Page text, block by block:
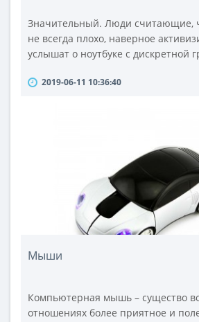
Значительный. Люди считающие,
не всегда плохо, наверное
услышат о ноутбуке с дискретной
нашей тестовой лаборатории
“медлительного аутсайдера”? Lenov..
2019-06-11 10:36:40
Мыши
Компьютерная мышь – существо
отношениях более приятное и